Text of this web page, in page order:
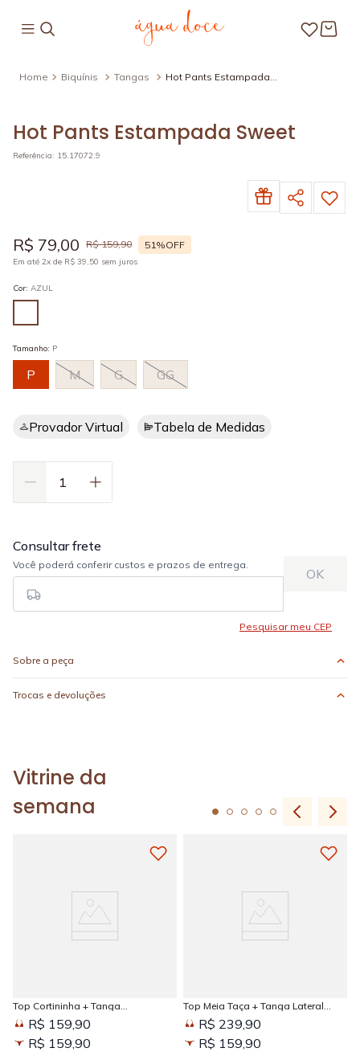
Biquínis Tangas
Hot Pants Estampada
Hot Pants Estampada Sweet
Referência: 15.17072.9
R$ 79,00 R$ 159,90 51%OFF
Em até 2x de R$ 39,50 sem juros
Cor: AZUL
Tamanho: P
P M G GG
Provador Virtual Tabela de Medidas
Sobre a peça
Trocas e devoluções
Vitrine da
semana
Top Cortininha + Tanga
Amarradinha Estampada Sun
KissedR$ 159,90
R$ 159,90
Top Meia Taça + Tanga Lateral
Larga Estampada Sun Kissed
R$ 239,90
R$ 159,90